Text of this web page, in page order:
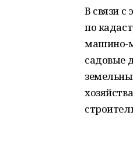
В связи
по
машино-
садовые